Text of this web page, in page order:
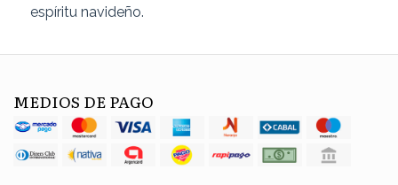
espíritu navideño.
MEDIOS DE PAGO